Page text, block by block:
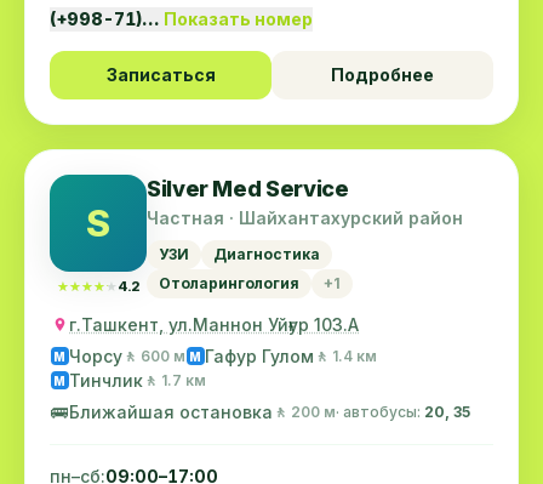
(+998-71)… Показать номер
Записаться Подробнее
S
★★★★★
★★★★★ 4.2
Silver Med Service
Частная · Шайхантахурский район
УЗИ
Диагностика
Отоларингология
+1
г.Ташкент, ул.Маннон Уйғур 103.А
M Чорсу 🚶 600 м M Гафур Гулом 🚶 1.4 км
M Тинчлик 🚶 1.7 км
🚌Ближайшая остановка 🚶 200 м· автобусы: 20, 35
пн–сб:09:00–17:00